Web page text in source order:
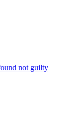
not guilty